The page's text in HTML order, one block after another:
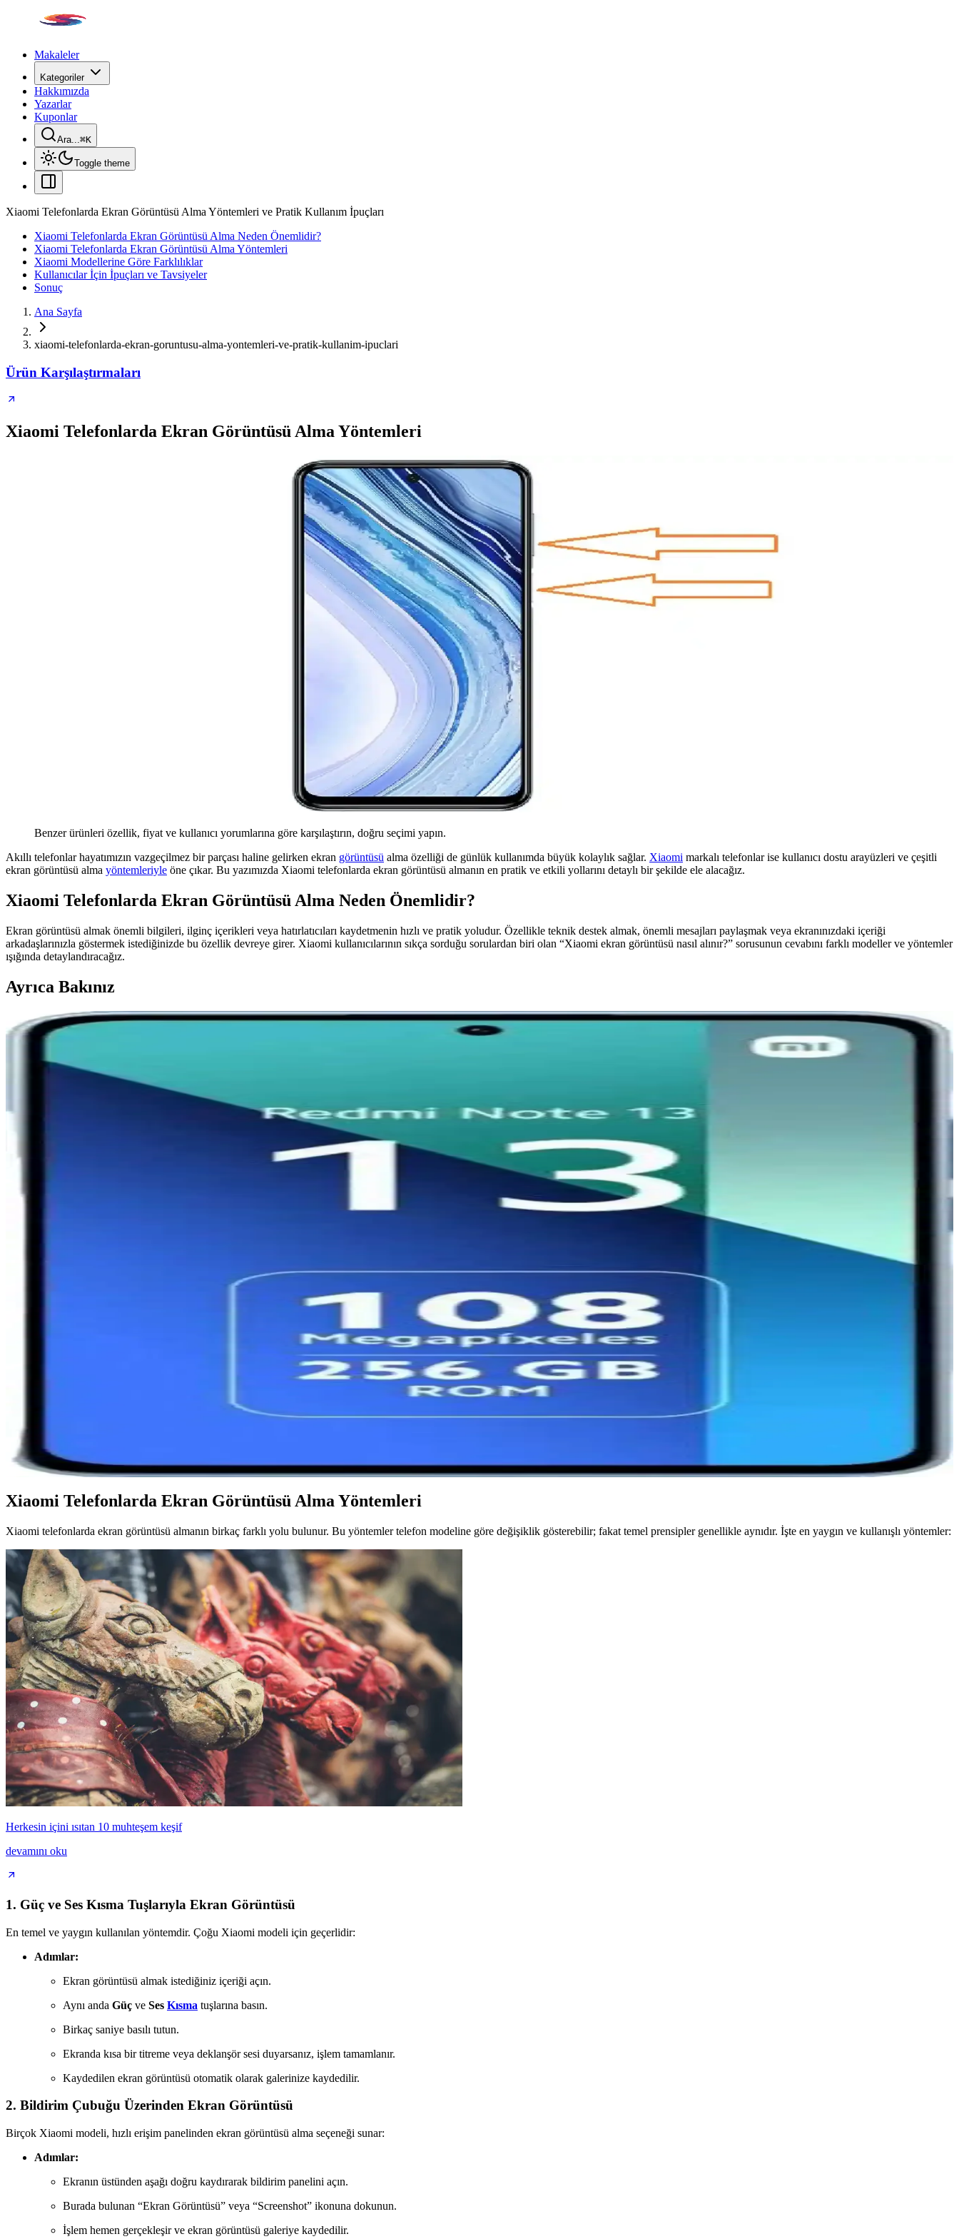
Makaleler
Kategoriler
Hakkımızda
Yazarlar
Kuponlar
Ara...⌘K
Toggle theme
Xiaomi Telefonlarda Ekran Görüntüsü Alma Yöntemleri ve Pratik Kullanım İpuçları
Xiaomi Telefonlarda Ekran Görüntüsü Alma Neden Önemlidir?
Xiaomi Telefonlarda Ekran Görüntüsü Alma Yöntemleri
Xiaomi Modellerine Göre Farklılıklar
Kullanıcılar İçin İpuçları ve Tavsiyeler
Sonuç
Ana Sayfa
xiaomi-telefonlarda-ekran-goruntusu-alma-yontemleri-ve-pratik-kullanim-ipuclari
Ürün Karşılaştırmaları
Xiaomi Telefonlarda Ekran Görüntüsü Alma Yöntemleri
Benzer ürünleri özellik, fiyat ve kullanıcı yorumlarına göre karşılaştırın, doğru seçimi yapın.
Akıllı telefonlar hayatımızın vazgeçilmez bir parçası haline gelirken ekran görüntüsü alma özelliği de günlük kullanımda büyük kolaylık sağlar. Xiaomi markalı telefonlar ise kullanıcı dostu arayüzleri ve çeşitli
ekran görüntüsü alma yöntemleriyle öne çıkar. Bu yazımızda Xiaomi telefonlarda ekran görüntüsü almanın en pratik ve etkili yollarını detaylı bir şekilde ele alacağız.
Xiaomi Telefonlarda Ekran Görüntüsü Alma Neden Önemlidir?
Ekran görüntüsü almak önemli bilgileri, ilginç içerikleri veya hatırlatıcıları kaydetmenin hızlı ve pratik yoludur. Özellikle teknik destek almak, önemli mesajları paylaşmak veya ekranınızdaki içeriği
arkadaşlarınızla göstermek istediğinizde bu özellik devreye girer. Xiaomi kullanıcılarının sıkça sorduğu sorulardan biri olan “Xiaomi ekran görüntüsü nasıl alınır?” sorusunun cevabını farklı modeller ve yöntemler
ışığında detaylandıracağız.
Ayrıca Bakınız
Xiaomi Mi 11 Ultra için Şık ve Koruyucu Altın Kenarlı Silikon Kılıf
Parlak altın detaylar ve dayanıklı silikon malzeme ile Xiaomi Mi 11 Ultra'nızı şık ve güvenle koruyan kılıf, çeşitli renk seçenekleriyle tarzınıza uygun alternatifler sunar.
Redmi Note 11 Pro ve Redmi Note 12 Pro Karşılaştırması: Özellikler ve Farklar
Redmi Note 11 Pro ve Redmi Note 12 Pro modellerinin tasarım, performans, kamera ve batarya özelliklerini karşılaştırıyoruz. Hangi modelin ihtiyaçlarınıza uygun olduğunu belirlemenize yardımcı olur.
Xiaomi Redmi Serisi Akıllı Telefonlar Güncel Özellikler ve Kullanım Alanları
Xiaomi Redmi serisi, uygun fiyatlı ve yüksek performanslı akıllı telefonlar olup, özellikle gençler ve bütçe dostu kullanıcılar için ideal seçenekler sunar. Güncel teknolojik özellikleri ve kullanım alanlarıyla dikkat
Redmi 13 ve Xiaomi 13 Karşılaştırması: Hangi Model Sizin İçin Daha Uygun
Redmi 13 uygun fiyatlı ve temel ihtiyaçlara yönelikken, Xiaomi 13 gelişmiş özellikler ve yüksek performans sunar. Hangi model sizin için daha uygun karar vermenize yardımcı olur.
Redmi Note 11 ve Note 9 Pro modellerinin tasarım, performans, batarya ve kamera özellikleri detaylı karşılaştırmasıyla hangi telefonun ihtiyaçlarınıza daha uygun olduğunu öğrenin.
Xiaomi Pad 7 ve ESIM Teknolojisiyle Geleceğin Mobil Bağlantı Çözümleri
Xiaomi Pad 7, ESIM teknolojisi sayesinde fiziksel SIM ihtiyacını ortadan kaldırarak kullanıcılarına kolay ve güvenli bağlantı imkanı sunuyor.
Redmi 12 Pro Teknik Özellikleri ve Piyasa Konumu Hakkında Güncel Bilgiler
Redmi 12 Pro'nun tasarımı, ekranı, performansı ve kamera özellikleri hakkında genel bilgiler ve beklentiler. Güncel detaylar için resmi kaynaklar takip edilmeli.
Redmi 13 ve Redmi 14 Karşılaştırması: Hangi Model Size Uygun ve Hangi Özellikler Öne Çıkıyor?
Redmi 13 ve Redmi 14 modellerinin tasarım, performans ve kamera özellikleri karşılaştırmasıyla, bütçenize ve kullanım alışkanlıklarınıza en uygun akıllı telefonu seçin.
Xiaomi Telefonlarda Ekran Görüntüsü Alma Yöntemleri
Xiaomi telefonlarda ekran görüntüsü almanın birkaç farklı yolu bulunur. Bu yöntemler telefon modeline göre değişiklik gösterebilir; fakat temel prensipler genellikle aynıdır. İşte en yaygın ve kullanışlı yöntemler:
Herkesin içini ısıtan 10 muhteşem keşif
devamını oku
1. Güç ve Ses Kısma Tuşlarıyla Ekran Görüntüsü
En temel ve yaygın kullanılan yöntemdir. Çoğu Xiaomi modeli için geçerlidir:
Adımlar:
Ekran görüntüsü almak istediğiniz içeriği açın.
Aynı anda Güç ve Ses Kısma tuşlarına basın.
Birkaç saniye basılı tutun.
Ekranda kısa bir titreme veya deklanşör sesi duyarsanız, işlem tamamlanır.
Kaydedilen ekran görüntüsü otomatik olarak galerinize kaydedilir.
2. Bildirim Çubuğu Üzerinden Ekran Görüntüsü
Birçok Xiaomi modeli, hızlı erişim panelinden ekran görüntüsü alma seçeneği sunar:
Adımlar:
Ekranın üstünden aşağı doğru kaydırarak bildirim panelini açın.
Burada bulunan “Ekran Görüntüsü” veya “Screenshot” ikonuna dokunun.
İşlem hemen gerçekleşir ve ekran görüntüsü galeriye kaydedilir.